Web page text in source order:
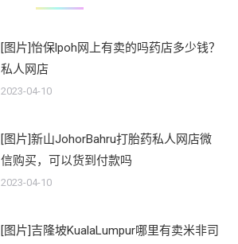
[图片]怡保lpoh网上有卖的吗药店多少钱？
私人网店
2023-04-10
[图片]新山JohorBahru打胎药私人网店微
信购买，可以货到付款吗
2023-04-10
[图片]吉隆坡KualaLumpur哪里有卖米非司